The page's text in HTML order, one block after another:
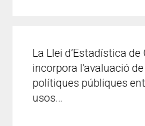
La Llei d’Estadística
incorpora l’avaluació
polítiques públiques
usos…